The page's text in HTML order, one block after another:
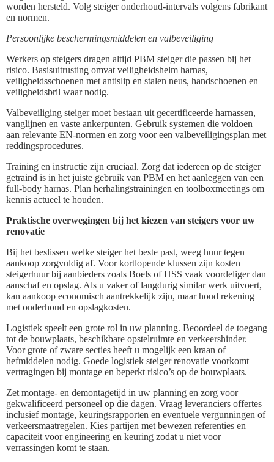
worden hersteld. Volg steiger onderhoud-intervals volgens fabrikant
en normen.
Persoonlijke beschermingsmiddelen en valbeveiliging
Werkers op steigers dragen altijd PBM steiger die passen bij het
risico. Basisuitrusting omvat veiligheidshelm harnas,
veiligheidsschoenen met antislip en stalen neus, handschoenen en
veiligheidsbril waar nodig.
Valbeveiliging steiger moet bestaan uit gecertificeerde harnassen,
vanglijnen en vaste ankerpunten. Gebruik systemen die voldoen
aan relevante EN-normen en zorg voor een valbeveiligingsplan met
reddingsprocedures.
Training en instructie zijn cruciaal. Zorg dat iedereen op de steiger
getraind is in het juiste gebruik van PBM en het aanleggen van een
full-body harnas. Plan herhalingstrainingen en toolboxmeetings om
kennis actueel te houden.
Praktische overwegingen bij het kiezen van steigers voor uw
renovatie
Bij het beslissen welke steiger het beste past, weeg huur tegen
aankoop zorgvuldig af. Voor kortlopende klussen zijn kosten
steigerhuur bij aanbieders zoals Boels of HSS vaak voordeliger dan
aanschaf en opslag. Als u vaker of langdurig similar werk uitvoert,
kan aankoop economisch aantrekkelijk zijn, maar houd rekening
met onderhoud en opslagkosten.
Logistiek speelt een grote rol in uw planning. Beoordeel de toegang
tot de bouwplaats, beschikbare opstelruimte en verkeershinder.
Voor grote of zware secties heeft u mogelijk een kraan of
hefmiddelen nodig. Goede logistiek steiger renovatie voorkomt
vertragingen bij montage en beperkt risico’s op de bouwplaats.
Zet montage- en demontagetijd in uw planning en zorg voor
gekwalificeerd personeel op die dagen. Vraag leveranciers offertes
inclusief montage, keuringsrapporten en eventuele vergunningen of
verkeersmaatregelen. Kies partijen met bewezen referenties en
capaciteit voor engineering en keuring zodat u niet voor
verrassingen komt te staan.